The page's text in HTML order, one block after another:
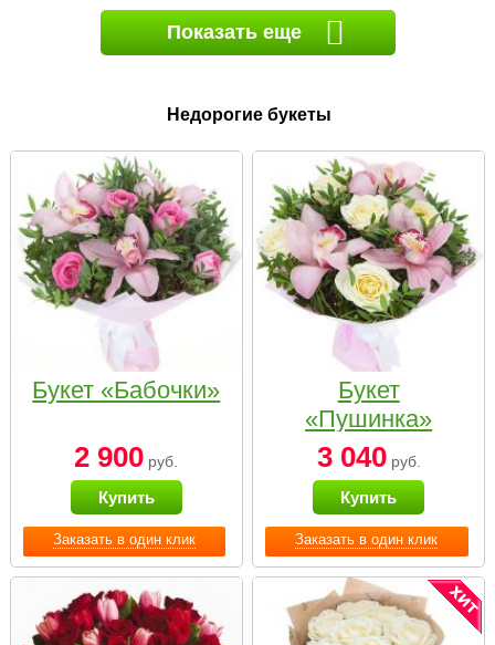
Показать еще
Недорогие букеты
Заказать в один клик
Букет «Бабочки»
2 900 руб.
Купить
Заказать в один клик
Букет
«Пушинка»
3 040руб.
Купить